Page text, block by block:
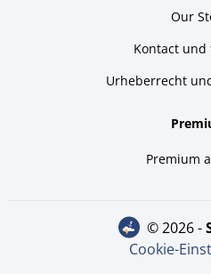
Our
Kontact und
Urheberrecht
Premium
© 2026 -
Cookie-